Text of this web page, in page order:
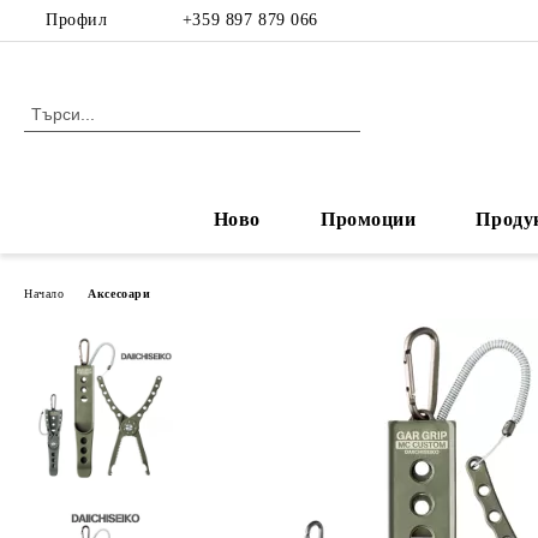
Профил +359 897 879 066
Ново Промоции
Начало Аксесоари